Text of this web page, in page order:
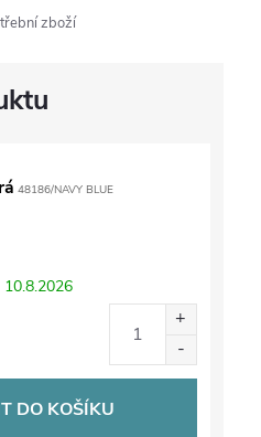
zboží
48186/NAVY BLUE
10.8.2026
DO KOŠÍKU